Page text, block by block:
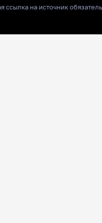
ссылка на источник